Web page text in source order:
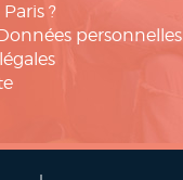
?
personnelles